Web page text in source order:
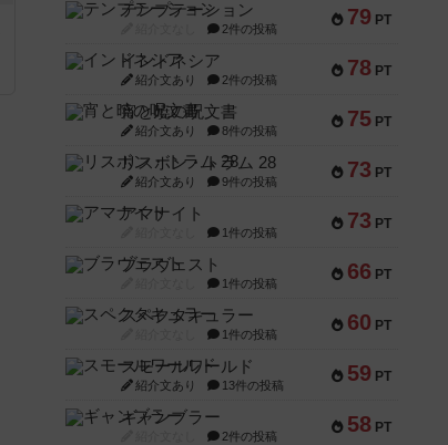
79 PT
テンプテーション
2件の投稿
78 PT
インドネシア
紹介文あり 2件の投稿
75 PT
宵と暁の呪文書
紹介文あり 8件の投稿
73 PT
リスボン・トラム 28
紹介文あり 9件の投稿
73 PT
アマナイト
1件の投稿
66 PT
ブラヴェスト
1件の投稿
60 PT
スペクタキュラー
1件の投稿
59 PT
スモールワールド
紹介文あり 13件の投稿
58 PT
ギャンブラー
2件の投稿